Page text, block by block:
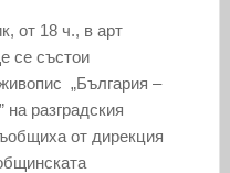
от 18 ч., в арт
се състои
„България –
разградския
от дирекция